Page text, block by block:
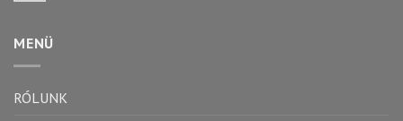
MENÜ
RÓLUNK